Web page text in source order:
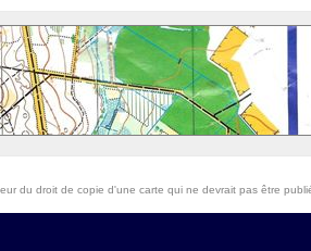
du droit de copie d'une carte qui ne devrait pas être